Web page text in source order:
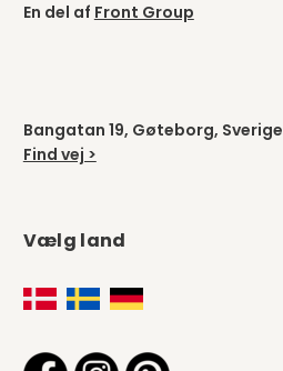
En del af Front Group
Bangatan 19, Gøteborg, Sverige
Find vej >
Vælg land